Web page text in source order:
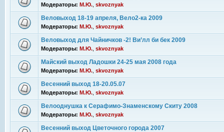
Модераторы: М.Ю. skvoznyak
Веловыход 18-19 апреля, Вело2-ка 2009
Модераторы: М.Ю. skvoznyak
Веловыход для Чайничков -2! Ви’лл би бек 2009
Модераторы: М.Ю. skvoznyak
Майский выход Ладошки 24-25 мая 2008 года
Модераторы: М.Ю. skvoznyak
Весенний выход 18-20.05.07
Модераторы: М.Ю. skvoznyak
Велооднушка к Серафимо-Знаменскому Скиту 2008
Модераторы: М.Ю. skvoznyak
Весенний выход Цветочного города 2007